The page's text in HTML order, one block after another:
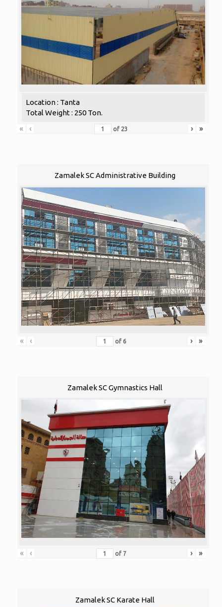
Location : Tanta
Total Weight : 250 Ton.
«
‹ of 23 › »
Zamalek SC Administrative Building
« ‹ of 6 › »
Zamalek SC Gymnastics Hall
« ‹ of 7 › »
Zamalek SC Karate Hall